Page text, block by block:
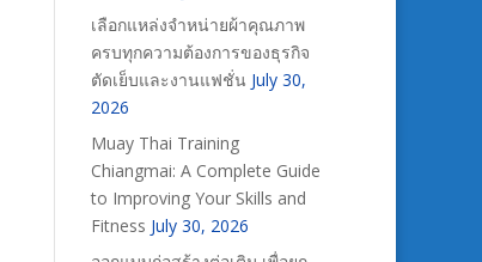
เลือกแหล่งจำหน่ายผ้าคุณภาพ
ครบทุกความต้องการของธุรกิจ
ตัดเย็บและงานแฟชั่น July 30,
2026
Muay Thai Training
Chiangmai: A Complete Guide
to Improving Your Skills and
Fitness July 30, 2026